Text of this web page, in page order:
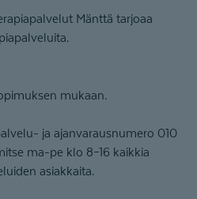
Mänttä tarjoaa
mukaan.
ja ajanvarausnumero 010
ma-pe klo 8–16 kaikkia
asiakkaita.